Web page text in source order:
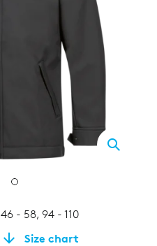
46 - 58, 94 - 110
Size chart